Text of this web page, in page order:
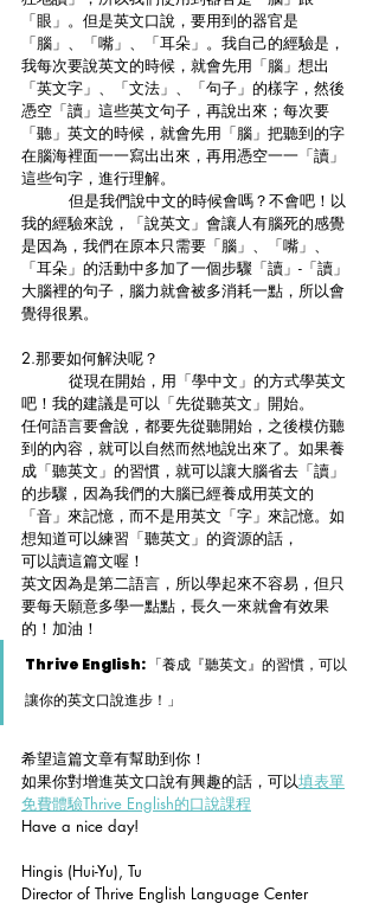
「眼」。但是英文口說，要用到的器官是
「腦」、「嘴」、「耳朵」。我自己的經驗是，
我每次要說英文的時候，就會先用「腦」想出
「英文字」、「文法」、「句子」的樣字，然後
憑空「讀」這些英文句子，再說出來；每次要
「聽」英文的時候，就會先用「腦」把聽到的字
在腦海裡面一一寫出出來，再用憑空一一「讀」
這些句字，進行理解。
我的經驗來說，「說英文」會讓人有腦死的感覺
是因為，我們在原本只需要「腦」、「嘴」、
「耳朵」的活動中多加了一個步驟「讀」-「讀」
大腦裡的句子，腦力就會被多消耗一點，所以會
覺得很累。
2.那要如何解決呢？
吧！我的建議是可以「先從聽英文」開始。
任何語言要會說，都要先從聽開始，之後模仿聽
到的內容，就可以自然而然地說出來了。如果養
成「聽英文」的習慣，就可以讓大腦省去「讀」
的步驟，因為我們的大腦已經養成用英文的
「音」來記憶，而不是用英文「字」來記憶。如
想知道可以練習「聽英文」的資源的話，
可以讀這篇文喔！
英文因為是第二語言，所以學起來不容易，但只
要每天願意多學一點點，長久一來就會有效果
的！加油！
Thrive English: 「養成『聽英文』的習慣，可以
讓你的英文口說進步！」
希望這篇文章有幫助到你！
如果你對增進英文口說有興趣的話，可以填表單
免費體驗Thrive English的口說課程
Have a nice day!
Hingis (Hui-Yu), Tu
Director of Thrive English Language Center